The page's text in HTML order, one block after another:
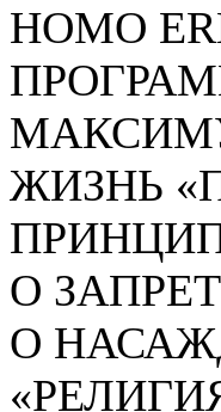
HOMO
ЖИЗНЬ
О
О